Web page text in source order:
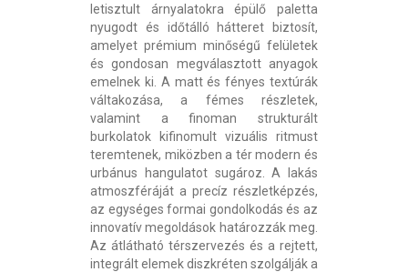
letisztult árnyalatokra épülő paletta
nyugodt és időtálló hátteret biztosít,
amelyet prémium minőségű felületek
és gondosan megválasztott anyagok
emelnek ki. A matt és fényes textúrák
váltakozása, a fémes részletek,
valamint a finoman strukturált
burkolatok kifinomult vizuális ritmust
teremtenek, miközben a tér modern és
urbánus hangulatot sugároz. A lakás
atmoszféráját a precíz részletképzés,
az egységes formai gondolkodás és az
innovatív megoldások határozzák meg.
Az átlátható térszervezés és a rejtett,
integrált elemek diszkréten szolgálják a